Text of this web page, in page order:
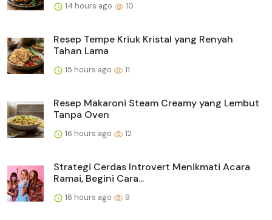
14 hours ago 10
Resep Tempe Kriuk Kristal yang Renyah
Tahan Lama
15 hours ago 11
Resep Makaroni Steam Creamy yang Lembut
Tanpa Oven
16 hours ago 12
Strategi Cerdas Introvert Menikmati Acara
Ramai, Begini Cara...
16 hours ago 9